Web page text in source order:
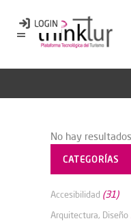
No hay
CATEGORÍAS
Accesibilidad (31)
Arquitectura, Diseño